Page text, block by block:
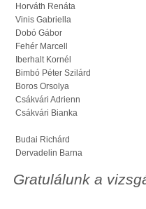
Horváth Renáta
Vinis Gabriella
Dobó Gábor
Fehér Marcell
Iberhalt Kornél
Bimbó Péter Szilárd
Boros Orsolya
Csákvári Adrienn
Csákvári Bianka
Budai Richárd
Dervadelin Barna
Gratulálunk a